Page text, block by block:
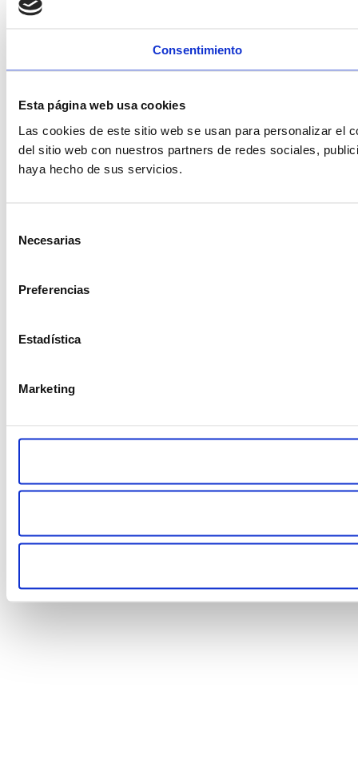
Consentimiento
Esta página web usa cookies
Las cookies de este sitio web se usan para personalizar el
del sitio web con nuestros partners de redes sociales,
haya hecho de sus servicios.
Necesarias
Preferencias
Estadística
Marketing